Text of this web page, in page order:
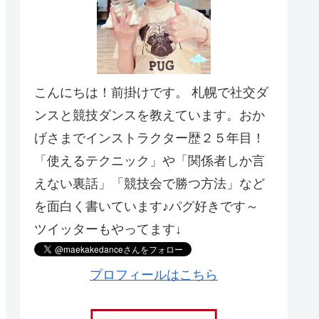
こんにちは！前掛けです。 札幌で社交ダ
ンスと競技ダンスを教えています。おか
げさまでインストラクター歴２５年目！
「使えるテクニック」や「関係者しか言
えない裏話」「競技会で勝つ方法」など
を面白く書いています♪パグ好きです～
ツイッターもやってます↓
プロフィールはこちら